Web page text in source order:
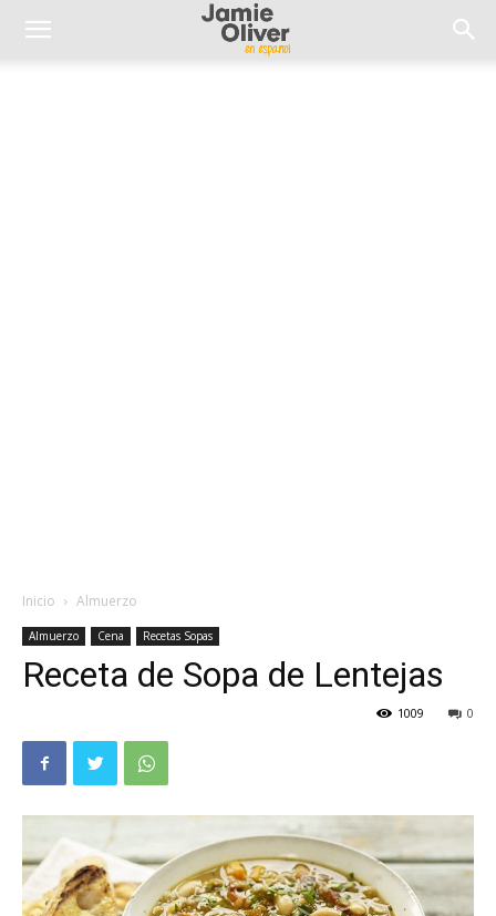
Inicio Almuerzo
Almuerzo Cena Recetas Sopas
Receta de Sopa de Lentejas
0
1009